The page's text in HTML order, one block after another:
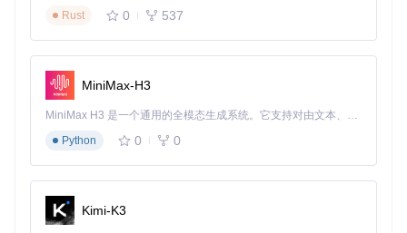
i +=
和向后兼容设计。在preferences.py中没有针对ZBrush版本的
条件处理逻辑，导致新格式文件被强制按照旧规则解析。
解决方案：从应急修复到架构升级
应急处理方案
如果需要立即恢复工作流程，可以采用以下临时措施：
Rust
0 537
MiniMax-H3
MiniMax H3 是一个通用的全模态生成系统。它支持对由文本、图像、视频和音频组成的多模态上下文进行统一理解，并能生成分辨率高达 2K、时长可达 15 秒的带原生立体声音频的视频。得益于面向任务泛化的系统设计，H3 在预训练阶段就已具备广泛的多模态上下文理解与生成能力，能够出色地执行复杂的多模态指令。
Python
0 0
Kimi-K3